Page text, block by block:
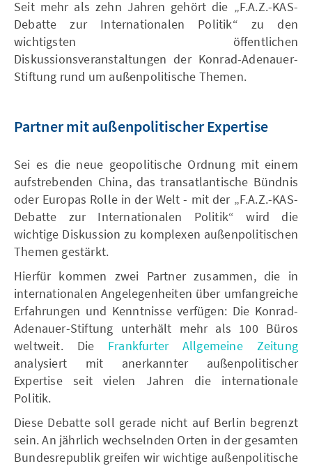
Seit mehr als zehn Jahren gehört die „F.A.Z.-KAS-
Debatte zur Internationalen Politik“ zu den
wichtigsten öffentlichen
Diskussionsveranstaltungen der Konrad-Adenauer-
Stiftung rund um außenpolitische Themen.
Partner mit außenpolitischer Expertise
Sei es die neue geopolitische Ordnung mit einem
aufstrebenden China, das transatlantische Bündnis
oder Europas Rolle in der Welt - mit der „F.A.Z.-KAS-
Debatte zur Internationalen Politik“ wird die
wichtige Diskussion zu komplexen außenpolitischen
Themen gestärkt.
Hierfür kommen zwei Partner zusammen, die in
internationalen Angelegenheiten über umfangreiche
Erfahrungen und Kenntnisse verfügen: Die Konrad-
Adenauer-Stiftung unterhält mehr als 100 Büros
weltweit. Die Frankfurter Allgemeine Zeitung
analysiert mit anerkannter außenpolitischer
Expertise seit vielen Jahren die internationale
Politik.
Diese Debatte soll gerade nicht auf Berlin begrenzt
sein. An jährlich wechselnden Orten in der gesamten
Bundesrepublik greifen wir wichtige außenpolitische